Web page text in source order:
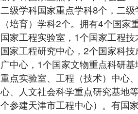
二级学科国家重点学科8个，二
（培育）学科2个。拥有4个国家
国家工程实验室，1个国家工程
国家工程研究中心，2个国家科
广中心，1个国家文物重点科研
重点实验室、工程（技术）中心
心、人文社会科学重点研究基地
个参建天津市工程中心）。有国